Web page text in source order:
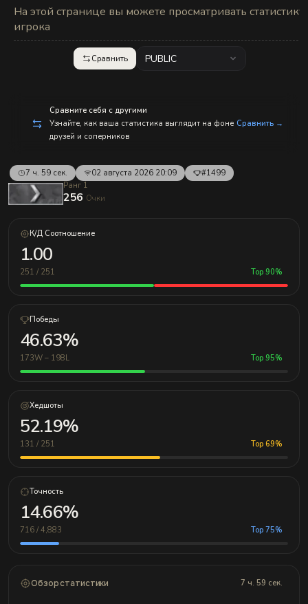
На этой странице вы можете просматривать статистику
игрока
Сравнить PUBLIC
Сравните себя с другими
Узнайте, как ваша статистика выглядит на фоне
друзей и соперников
Сравнить →
7 ч. 59 сек. 02 августа 2026 20:09
#1499
Ранг 1
256 Очки
К/Д Соотношение
1.00
251 / 251 Top 90%
Победы
46.63%
173W – 198L Top 95%
Хедшоты
52.19%
131 / 251 Top 69%
Точность
14.66%
716 / 4,883 Top 75%
Обзор статистики 7 ч. 59 сек.
п
р
а
в